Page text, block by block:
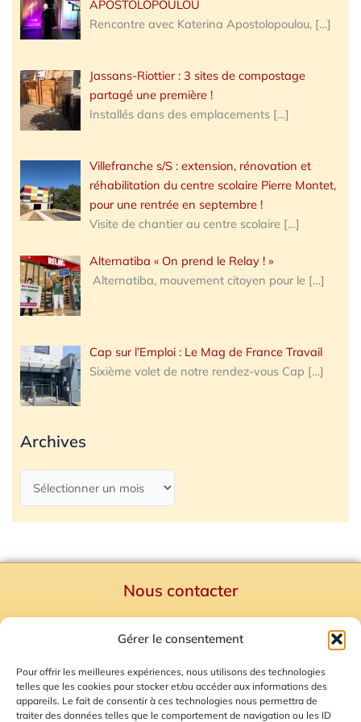
Gérer le consentement
Pour offrir les meilleures expériences, nous utilisons des technologies
telles que les cookies pour stocker et/ou accéder aux informations des
appareils. Le fait de consentir à ces technologies nous permettra de
traiter des données telles que le comportement de navigation ou les ID
APOSTOLOPOULOU
Rencontre avec Katerina Apostolopoulou, […]
Jassans-Riottier : 3 sites de compostage
partagé une première !
Installés dans des emplacements […]
Villefranche s/S : extension, rénovation et
réhabilitation du centre scolaire Pierre Montet,
pour une rentrée en septembre !
Visite de chantier au centre scolaire […]
Alternatiba « On prend le Relay ! »
Alternatiba, mouvement citoyen pour le […]
Cap sur l’Emploi : Le Mag de France Travail
Sixième volet de notre rendez-vous Cap […]
Archives
Nous contacter
Mentions Légales
Plan du site
Gestion des Cookies